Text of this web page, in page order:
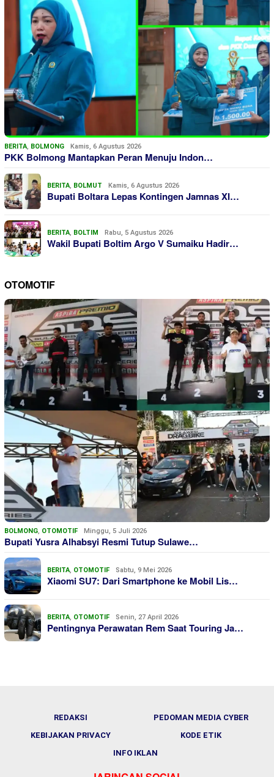
BERITA, BOLMONG Kamis, 6 Agustus 2026
PKK Bolmong Mantapkan Peran Menuju Indon…
BERITA, BOLMUT Kamis, 6 Agustus 2026
Bupati Boltara Lepas Kontingen Jamnas XI…
BERITA, BOLTIM Rabu, 5 Agustus 2026
Wakil Bupati Boltim Argo V Sumaiku Hadir…
OTOMOTIF
BOLMONG, OTOMOTIF Minggu, 5 Juli 2026
Bupati Yusra Alhabsyi Resmi Tutup Sulawe…
BERITA, OTOMOTIF Sabtu, 9 Mei 2026
Xiaomi SU7: Dari Smartphone ke Mobil Lis…
BERITA, OTOMOTIF Senin, 27 April 2026
Pentingnya Perawatan Rem Saat Touring Ja…
REDAKSI
PEDOMAN MEDIA CYBER
KEBIJAKAN PRIVACY
KODE ETIK
INFO IKLAN